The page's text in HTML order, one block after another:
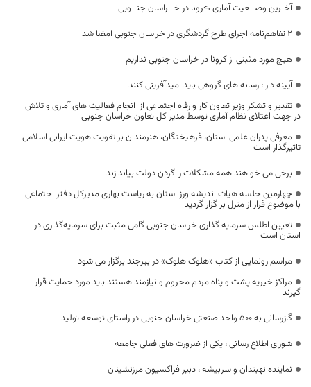
آخـرین وضــعیت آماری ڪرونا در خــراسان جنــوبی
۲ تفاهم‌نامه اجرای طرح گردشگری در خراسان جنوبی امضا شد
هیچ مورد مثبتی از کرونا در خراسان جنوبی نداریم
آیینه دار : رسانه های گروهی باید امیدآفرینی کنند
تقدیر و تشکر وزیر تعاون کار و رفاه اجتماعی از انجام فعالیت های آماری و تلاش
در جهت اعتلای نظام آماری توسط مدیر کل تعاون خراسان جنوبی
معرفی پدران علمی استان، فرهیختگان، هنرمندان بر تقویت هویت ایرانی اسلامی
تاثیرگذار است
برخی می خواهند همه مشکلات را گردن دولت بیاندازند
چهارمین جلسه هیات اندیشه ورز استان به ریاست بهاری مدیرکل دفتر اجتماعی
با موضوع فرار از منزل بر گزار گردید
تعیین اطلس سرمایه گذاری خراسان جنوبی گامی مثبت برای سرمایه‌گذاری در
استان است
مراسم رونمایی از کتاب «هلوک هلوک» در بیرجند برگزار می شود
مراکز خیریه پشت و پناه مردم محروم و نیازمند هستند باید مورد حمایت قرار
گیرند
گازرسانی به 500 واحد صنعتی خراسان جنوبی در راستای توسعه توليد
شورای اطلاع رسانی ، یکی از ضرورت های فعلی جامعه
نماینده نهبندان و سربیشه ، دبیر فراکسیون مرزنشینان